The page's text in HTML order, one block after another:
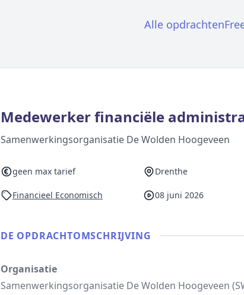
Alle opdrachten
Medewerker financiële
Samenwerkingsorganisatie De Wolden Hoogeveen
geen max tarief Drenthe
Financieel Economisch 08 juni 2026
DE OPDRACHT­OMSCHRIJVING
Organisatie
Samenwerkingsorganisatie De Wolden Hoogeveen